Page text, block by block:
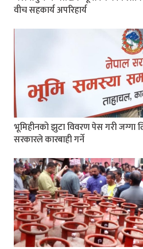
वीच सहकार्य अपरिहार्य
भूमिहीनको झुटा विवरण पेस गरी जग्गा
सरकारले कारबाही गर्ने